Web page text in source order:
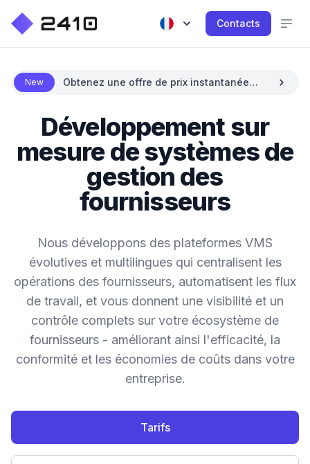
Contacts
New
Obtenez une offre de prix instantanée
Développement sur
mesure de systèmes de
gestion des
fournisseurs
Nous développons des plateformes VMS
évolutives et multilingues qui centralisent les
opérations des fournisseurs, automatisent les flux
de travail, et vous donnent une visibilité et un
contrôle complets sur votre écosystème de
fournisseurs - améliorant ainsi l'efficacité, la
conformité et les économies de coûts dans votre
entreprise.
Tarifs